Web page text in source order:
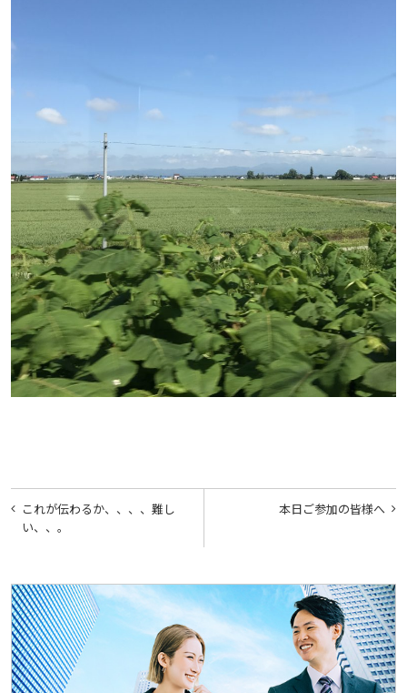
投
稿
ビ
ゲ
ー
シ
本日ご参加の皆様へ
これが伝わるか、、、、難し
い、、。